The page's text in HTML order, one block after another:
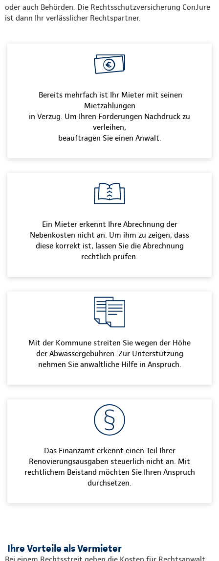
oder auch Behörden. Die Rechtsschutzversicherung ConJure
ist dann Ihr verlässlicher Rechtspartner.
Bereits mehrfach ist Ihr Mieter mit seinen
Mietzahlungen
in Verzug. Um Ihren Forderungen Nachdruck zu
verleihen,
beauftragen Sie einen Anwalt.
Ein Mieter erkennt Ihre Abrechnung der
Nebenkosten nicht an. Um ihm zu zeigen, dass
diese korrekt ist, lassen Sie die Abrechnung
rechtlich prüfen.
Mit der Kommune streiten Sie wegen der Höhe
der Abwassergebühren. Zur Unterstützung
nehmen Sie anwaltliche Hilfe in Anspruch.
Das Finanzamt erkennt einen Teil Ihrer
Renovierungsausgaben steuerlich nicht an. Mit
rechtlichem Beistand möchten Sie Ihren Anspruch
durchsetzen.
Ihre Vorteile als Vermieter